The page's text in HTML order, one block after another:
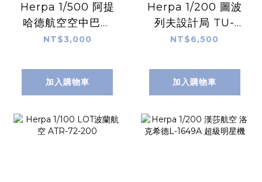
Herpa 1/500 阿提
哈德航空空中巴士
A350-1000
NT$3,000
加入購物車
Herpa 1/200 圖波
列夫設計局 TU-
144S 超音速客機
歇航空展展示機）
NT$6,500
加入購物車